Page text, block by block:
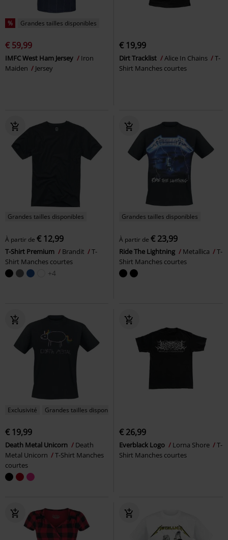
% Grandes tailles disponibles
€ 59,99
IMFC West Ham Jersey
Iron
Maiden
Jersey
€ 19,99
Dirt Tracklist Alice In Chains
T-
Shirt Manches courtes
Grandes tailles disponibles
À partir de € 12,99
T-Shirt Premium Brandit
T-
Shirt Manches courtes
+4
Grandes tailles disponibles
À partir de € 23,99
Ride The Lightning Metallica
T-
Shirt Manches courtes
Exclusivité Grandes tailles disponibles
€ 19,99
Death Metal Unicorn
Death
Metal Unicorn
T-Shirt Manches
courtes
€ 26,99
Everblack Logo Lorna Shore
T-
Shirt Manches courtes